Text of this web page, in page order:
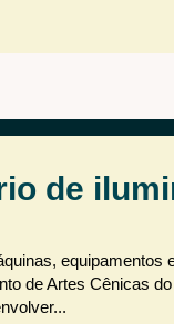
de
de Artes Cênicas